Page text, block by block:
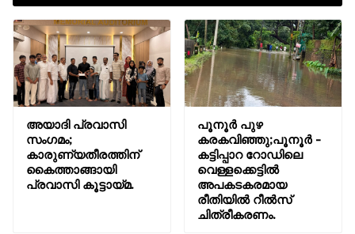
അയാദി പ്രവാസി
സംഗമം;
കാരുണ്യതീരത്തിന്
കൈത്താങ്ങായി
പ്രവാസി കൂട്ടായ്മ.
പൂനൂർ പുഴ
കരകവിഞ്ഞു;പൂനൂർ -
കട്ടിപ്പാറ റോഡിലെ
വെള്ളക്കെട്ടിൽ
അപകടകരമായ
രീതിയിൽ റീൽസ്
ചിത്രീകരണം.